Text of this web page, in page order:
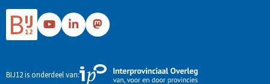
Ga
naar
pagina
Ga
naar
LinkedIn
pagina
Ga
naar
Mastodon
pagina
BIJ12 is onderdeel van:
Externe